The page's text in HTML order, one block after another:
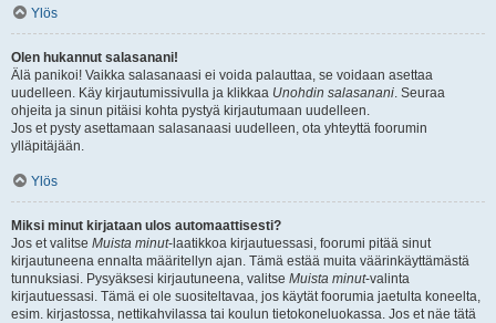
Ylös
Olen hukannut salasanani!
Älä panikoi! Vaikka salasanaasi ei voida palauttaa, se voidaan asettaa
uudelleen. Käy kirjautumissivulla ja klikkaa Unohdin salasanani. Seuraa
ohjeita ja sinun pitäisi kohta pystyä kirjautumaan uudelleen.
Jos et pysty asettamaan salasanaasi uudelleen, ota yhteyttä foorumin
ylläpitäjään.
Ylös
Miksi minut kirjataan ulos automaattisesti?
Jos et valitse Muista minut-laatikkoa kirjautuessasi, foorumi pitää sinut
kirjautuneena ennalta määritellyn ajan. Tämä estää muita väärinkäyttämästä
tunnuksiasi. Pysyäksesi kirjautuneena, valitse Muista minut-valinta
kirjautuessasi. Tämä ei ole suositeltavaa, jos käytät foorumia jaetulta koneelta,
esim. kirjastossa, nettikahvilassa tai koulun tietokoneluokassa. Jos et näe tätä